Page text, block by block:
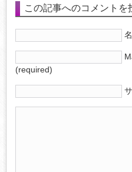
この記事へのコメントを
(required)